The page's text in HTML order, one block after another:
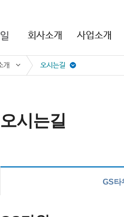
회사소개 사업소개
개 오시는길
오시는길
GS타